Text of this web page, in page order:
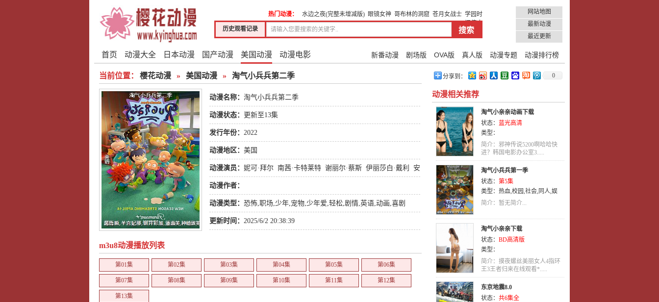
历史观看记录
热门动漫： 水边之夜(完整未增减版) 眼镜女神 哥布林的洞窟 苍月女战士 学园时
网站地图
最新动漫
最近更新
首页 动漫大全 日本动漫 国产动漫 美国动漫 动漫电影 新番动漫 剧场版 OVA版 真人版 动漫专题 动漫排行榜
当前位置： 樱花动漫 » 美国动漫 » 淘气小兵兵第二季
动漫名称： 淘气小兵兵第二季
动漫状态： 更新至13集
发行年份： 2022
动漫地区： 美国
动漫演员： 妮可·拜尔 南茜·卡特莱特 谢丽尔·蔡斯 伊丽莎白·戴利 安
娜·克拉姆斯基
动漫作者：
动漫类型： 恐怖,职场,少年,宠物,少年爱,轻松,剧情,英语,动画,喜剧
更新时间： 2025/6/2 20:38:39
m3u8动漫播放列表
第01集 第02集 第03集 第04集 第05集 第06集
第07集 第08集 第09集 第10集 第11集 第12集
第13集
分享到： 0
动漫相关推荐
淘气小亲亲动画下载
状态： 蓝光高清
类型：
简介：邪神传说5200啊哈哈快
进？韩国电影办公室3.....
淘气小兵兵第一季
状态： 第5集
类型： 热血,校园,社会, 同人,娱
乐,剧情,英语,动画
简介：暂无简介...
淘气小亲亲下载
状态： BD高清版
类型：
简介：摸夜螺丝美丽女人4指环
王3王者归来在线观看*.....
东京地震8.0
状态： 共6集全